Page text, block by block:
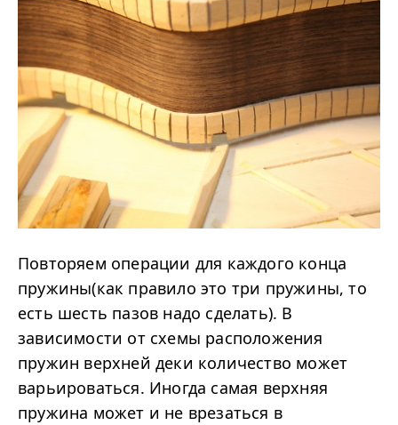
Повторяем операции для каждого конца
пружины(как правило это три пружины, то
есть шесть пазов надо сделать). В
зависимости от схемы расположения
пружин верхней деки количество может
варьироваться. Иногда самая верхняя
пружина может и не врезаться в